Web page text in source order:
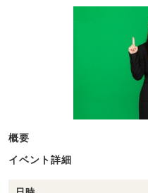
概要
イベント詳細